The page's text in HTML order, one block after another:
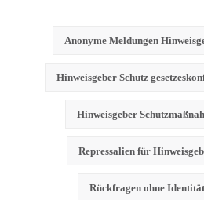
Anonyme Meldungen
Hinweisgeber Schutz
Hinweisgeber
Repressalien für
Rückfragen ohne